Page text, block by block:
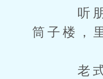
听朋友
筒子楼，
老式巷